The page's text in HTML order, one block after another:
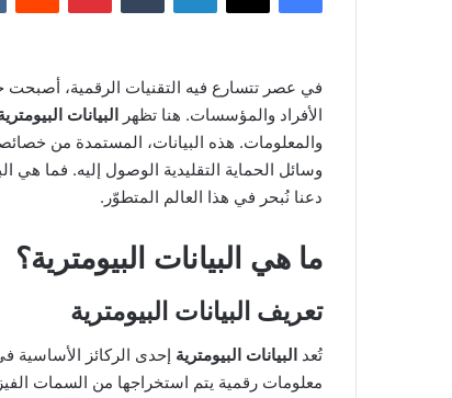
ع
ى
X
ل
ي
د
ا
إ
ل
ر
ن
ي
في عصر تتسارع فيه التقنيات الرقمية، أصبحت
الأفراد والمؤسسات. هنا تظهر
البيانات
والمعلومات. هذه البيانات، المستمدة من
وسائل الحماية التقليدية الوصول إليه. فما هي
دعنا نُبحر في هذا العالم المتطوّر.
ما هي البيانات البيومترية؟
تعريف البيانات البيومترية
تُعد البيانات البيومترية إحدى الركائز الأساسية
معلومات رقمية يتم استخراجها من السمات